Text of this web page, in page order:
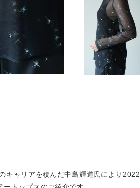
キャリアを積んだ中島輝道氏により